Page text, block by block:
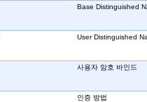
Base Distinguished
User Distinguished
사용자 암호 바인드
인증 방법